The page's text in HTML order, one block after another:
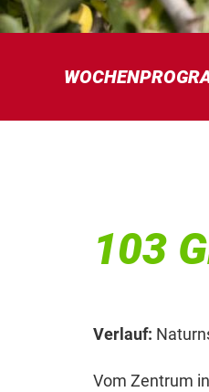
103
Verlauf:
Vom Zentrum